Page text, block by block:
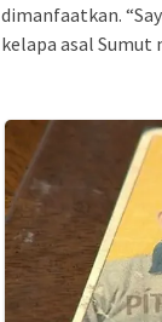
dimanfaatkan.
kelapa asal Sumut